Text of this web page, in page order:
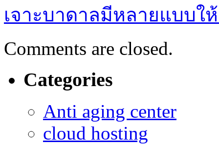
เจาะบาดาลมีหลายแบบใ
Comments are closed.
Categories
Anti aging center
cloud hosting